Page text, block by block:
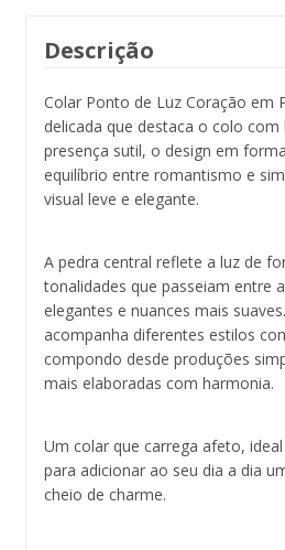
Descrição
Colar Ponto de Luz Coração em
delicada que destaca o colo com
presença sutil, o design em
equilíbrio entre romantismo e
visual leve e elegante.
A pedra central reflete a luz de
tonalidades que passeiam entre
elegantes e nuances mais
acompanha diferentes estilos
compondo desde produções
mais elaboradas com harmonia.
Um colar que carrega afeto,
para adicionar ao seu dia a dia
cheio de charme.